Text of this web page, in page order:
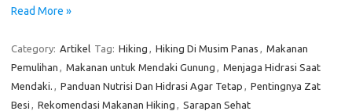
Read More »
Category: Artikel Tag: Hiking , Hiking Di Musim Panas , Makanan
Pemulihan , Makanan untuk Mendaki Gunung , Menjaga Hidrasi Saat
Mendaki. , Panduan Nutrisi Dan Hidrasi Agar Tetap , Pentingnya Zat
Besi , Rekomendasi Makanan Hiking , Sarapan Sehat